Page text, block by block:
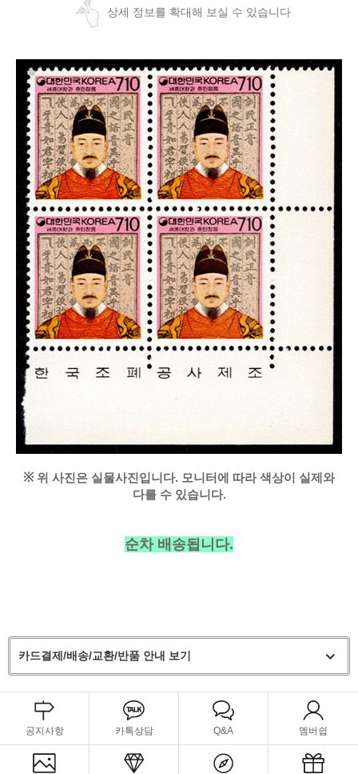
상세 정보를 확대해 보실 수 있습니다
※ 위 사진은 실물사진입니다. 모니터에 따라 색상이 실제와
다를 수 있습니다.
순차 배송됩니다.
카드결제/배송/교환/반품 안내 보기
공지사항 카톡상담 Q&A 멤버쉽